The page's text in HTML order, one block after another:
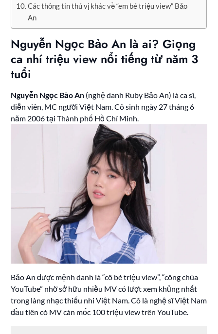
Các thông tin thú vị khác về “em bé triệu view” Bảo
An
Nguyễn Ngọc Bảo An là ai? Giọng
ca nhí triệu view nổi tiếng từ năm 3
tuổi
Nguyễn Ngọc Bảo An (nghệ danh Ruby Bảo An) là ca sĩ,
diễn viên, MC người Việt Nam. Cô sinh ngày 27 tháng 6
năm 2006 tại Thành phố Hồ Chí Minh.
Bảo An được mệnh danh là “cô bé triệu view”, “công chúa
YouTube” nhờ sở hữu nhiều MV có lượt xem khủng nhất
trong làng nhạc thiếu nhi Việt Nam. Cô là nghệ sĩ Việt Nam
đầu tiên có MV cán mốc 100 triệu view trên YouTube.